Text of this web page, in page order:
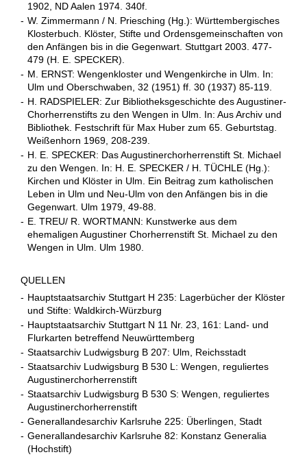
1902, ND Aalen 1974. 340f.
- W. Zimmermann / N. Priesching (Hg.): Württembergisches
Klosterbuch. Klöster, Stifte und Ordensgemeinschaften von
den Anfängen bis in die Gegenwart. Stuttgart 2003. 477-
479 (H. E. SPECKER).
- M. ERNST: Wengenkloster und Wengenkirche in Ulm. In:
Ulm und Oberschwaben, 32 (1951) ff. 30 (1937) 85-119.
- H. RADSPIELER: Zur Bibliotheksgeschichte des Augustiner-
Chorherrenstifts zu den Wengen in Ulm. In: Aus Archiv und
Bibliothek. Festschrift für Max Huber zum 65. Geburtstag.
Weißenhorn 1969, 208-239.
- H. E. SPECKER: Das Augustinerchorherrenstift St. Michael
zu den Wengen. In: H. E. SPECKER / H. TÜCHLE (Hg.):
Kirchen und Klöster in Ulm. Ein Beitrag zum katholischen
Leben in Ulm und Neu-Ulm von den Anfängen bis in die
Gegenwart. Ulm 1979, 49-88.
- E. TREU/ R. WORTMANN: Kunstwerke aus dem
ehemaligen Augustiner Chorherrenstift St. Michael zu den
Wengen in Ulm. Ulm 1980.
QUELLEN
- Hauptstaatsarchiv Stuttgart H 235: Lagerbücher der Klöster
und Stifte: Waldkirch-Würzburg
- Hauptstaatsarchiv Stuttgart N 11 Nr. 23, 161: Land- und
Flurkarten betreffend Neuwürttemberg
- Staatsarchiv Ludwigsburg B 207: Ulm, Reichsstadt
- Staatsarchiv Ludwigsburg B 530 L: Wengen, reguliertes
Augustinerchorherrenstift
- Staatsarchiv Ludwigsburg B 530 S: Wengen, reguliertes
Augustinerchorherrenstift
- Generallandesarchiv Karlsruhe 225: Überlingen, Stadt
- Generallandesarchiv Karlsruhe 82: Konstanz Generalia
(Hochstift)